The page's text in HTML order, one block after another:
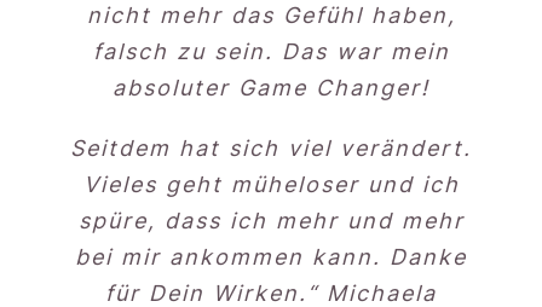
nicht mehr das Gefühl haben,
falsch zu sein. Das war mein
absoluter Game Changer!
Seitdem hat sich viel verändert.
Vieles geht müheloser und ich
spüre, dass ich mehr und mehr
bei mir ankommen kann. Danke
für Dein Wirken.“ Michaela
bestätigt und inspiriert.
Manches stimmt zum
Nachdenken und tiefer spüren
Umarmung meiner Seele ❤️“ Dani
Zeit sehr wohl, verstanden und
abgeholt gefühlt habe. Ich habe
unglaublich viel über mich
verschiedenste Impulse
mitgenommen. Dieses Reading
hat vieles angestoßen und in
Bewegung gebracht.
kultivieren zu können und Licht
ins Dunkle zu bringen bei immer
wiederkehrenden Themen.
Möglichkeit an mir mit Hingabe
und Freude zu arbeiten.“
Sonja